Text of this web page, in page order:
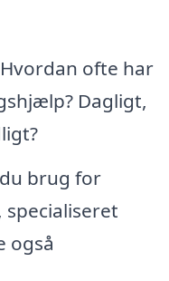
ofte har
Dagligt,
brug for
også